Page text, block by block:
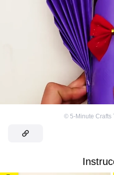
© 5-Minute Crafts